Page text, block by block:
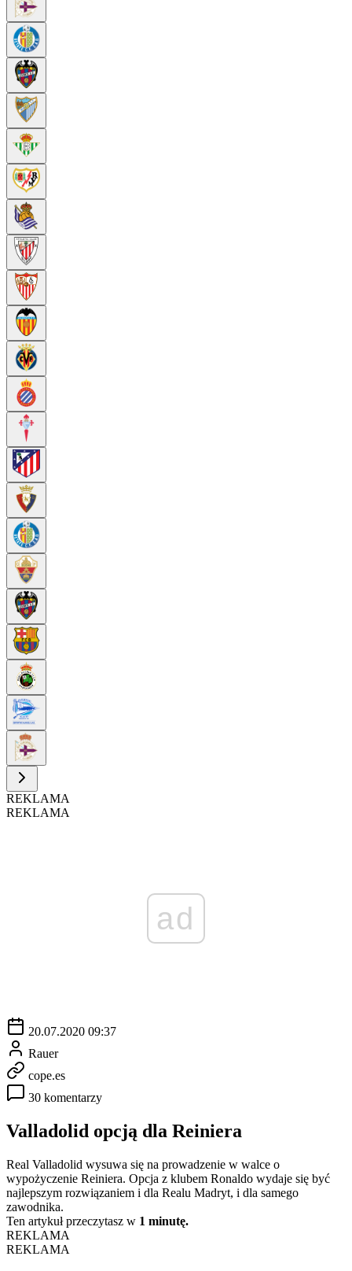
REKLAMA
REKLAMA
ad
20.07.2020 09:37
Rauer
cope.es
30 komentarzy
Valladolid opcją dla Reiniera
Real Valladolid wysuwa się na prowadzenie w walce o
wypożyczenie Reiniera. Opcja z klubem Ronaldo wydaje się być
najlepszym rozwiązaniem i dla Realu Madryt, i dla samego
zawodnika.
Ten artykuł przeczytasz w 1 minutę.
REKLAMA
REKLAMA